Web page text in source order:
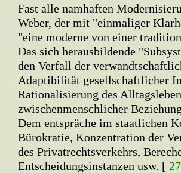
Fast alle namhaften
Weber, der mit "einmaliger
"eine moderne von einer
Das sich herausbildende
den Verfall der
Adaptibilität gesellschaftlicher
Rationalisierung des
zwischenmenschlicher
Dem entspräche im staatlichen
Bürokratie, Konzentration der
des Privatrechtsverkehrs,
Entscheidungsinstanzen usw. [ 27